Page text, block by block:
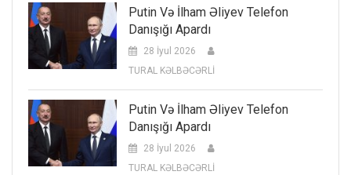
Putin Və İlham Əliyev Telefon
Danışığı Apardı
28 İyul 2026
TURAL KƏLBƏCƏRLİ
Putin Və İlham Əliyev Telefon
Danışığı Apardı
28 İyul 2026
TURAL KƏLBƏCƏRLİ